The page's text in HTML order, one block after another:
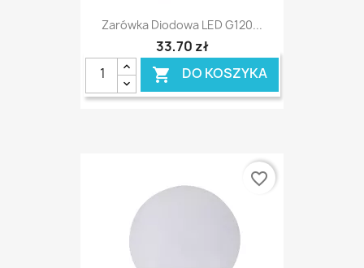
Zarówka Diodowa LED G120...
33,70 zł
 DO KOSZYKA
favorite_border